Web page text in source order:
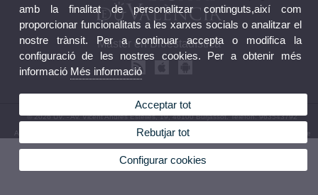
Màster en Bioestadística
© 2026 UV. - Av. Vicent Andrés Estellés, 19, 46100 Burjassot. Telèfon: 963543792
Avís legal Política privacitat|Cookies| Bùstia de Contacte
amb la finalitat de personalitzar continguts,així com
proporcionar funcionalitats a les xarxes socials o analitzar el
nostre trànsit. Per a continuar accepta o modifica la
configuració de les nostres cookies. Per a obtenir més
informació Més informació
Acceptar tot
Rebutjar tot
Configurar cookies